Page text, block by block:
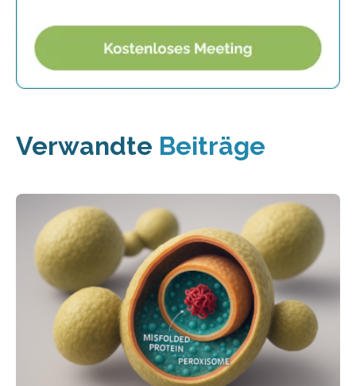
Verwandte Beiträge